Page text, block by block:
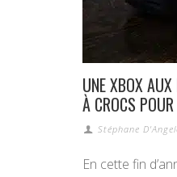
UNE XBOX
À CROCS
Stéphane
En cette fin